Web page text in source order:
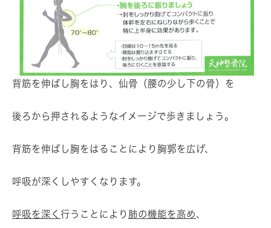
背筋を伸ばし胸をはり、仙骨（腰の少し下の骨）を
後ろから押されるようなイメージで歩きましょう。
背筋を伸ばし胸をはることにより胸郭を広げ、
呼吸が深くしやすくなります。
呼吸を深く 行うことにより 肺の機能を高め、